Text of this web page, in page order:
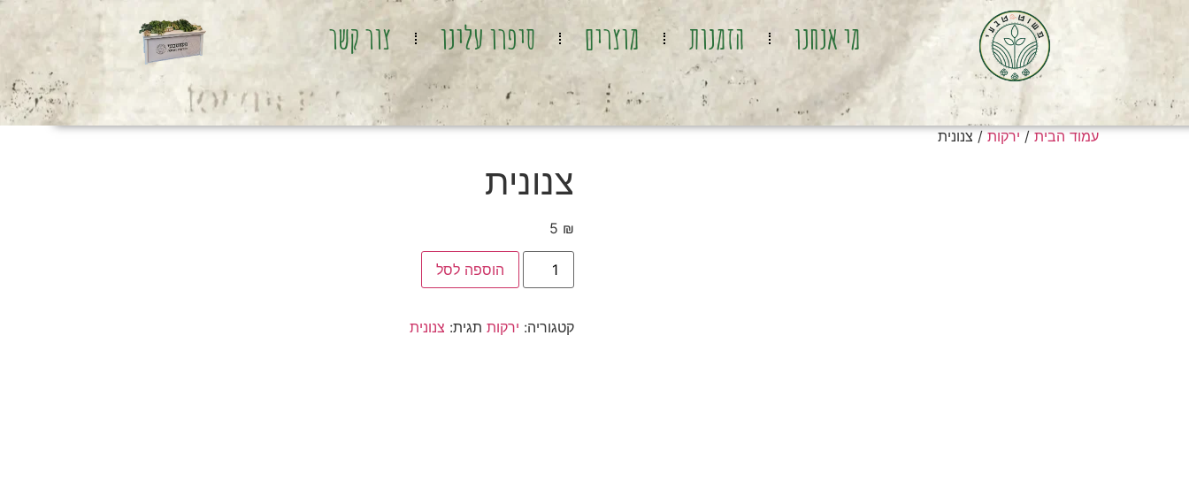
מי אנחנו הזמנות מוצרים סיפרו עלינו צור קשר
עמוד הבית/ירקות/ צנונית
צנונית
5 ₪
הוספה לסל
קטגוריה: ירקות תגית: צנונית